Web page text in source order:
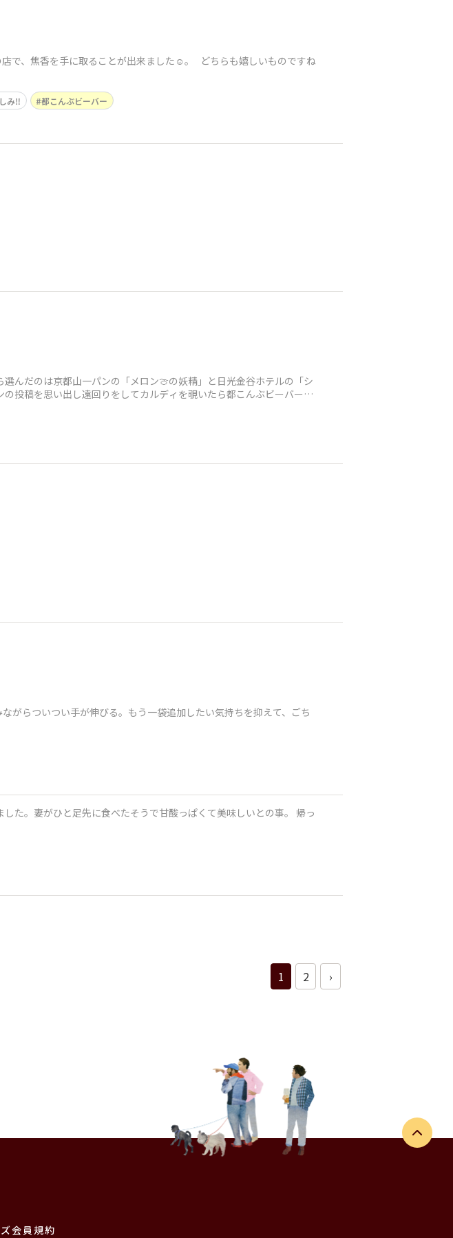
で、焦香を手に取ることが出来ました☺️。 どちらも嬉しいものですね
み‼️ 都こんぶビーバー
んだのは京都山一パンの「メロン🍈の妖精」と日光金谷ホテルの「シ
投稿を思い出し遠回りをしてカルディを覗いたら都こんぶビーバー🦫
がらついつい手が伸びる。もう一袋追加したい気持ちを抑えて、ごち
1 2 ›
会員規約